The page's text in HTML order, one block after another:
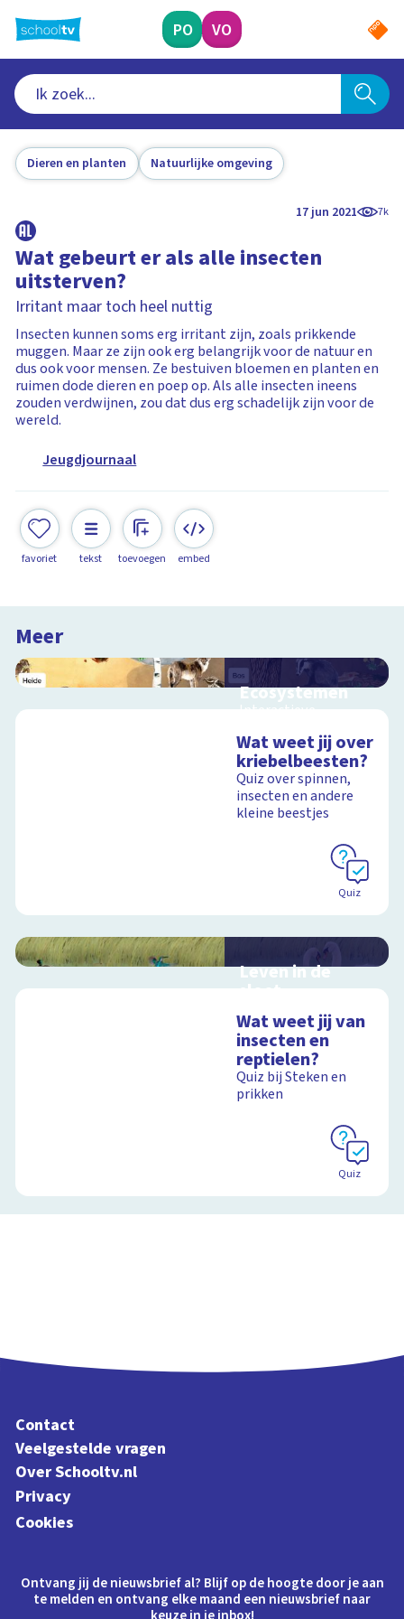
naar
hoofdinhoud
PO VO
Dieren en planten Natuurlijke omgeving
17 jun 2021 7k
Wat gebeurt er als alle insecten
uitsterven?
Irritant maar toch heel nuttig
Insecten kunnen soms erg irritant zijn, zoals prikkende
muggen. Maar ze zijn ook erg belangrijk voor de natuur en
dus ook voor mensen. Ze bestuiven bloemen en planten en
ruimen dode dieren en poep op. Als alle insecten ineens
zouden verdwijnen, zou dat dus erg schadelijk zijn voor de
wereld.
Jeugdjournaal
favoriet tekst toevoegen embed
Meer
Ecosystemen
Interactieve
Veluwe
Schoolplaat
Wat weet jij over
kriebelbeesten?
Quiz over spinnen,
insecten en andere
kleine beestjes
Quiz
Leven in de
sloot
schoolplaat over het
slootleven
Wat weet jij van
insecten en
reptielen?
Quiz bij Steken en
prikken
Quiz
Contact
Veelgestelde vragen
Over Schooltv.nl
Privacy
Cookies
Ontvang jij de nieuwsbrief al? Blijf op de hoogte door je aan
te melden en ontvang elke maand een nieuwsbrief naar